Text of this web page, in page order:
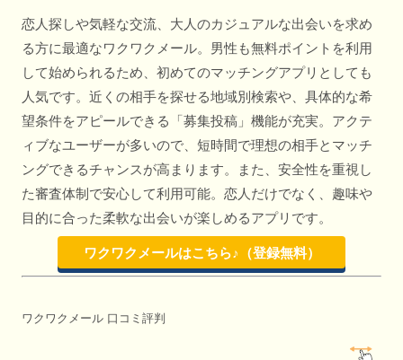
恋人探しや気軽な交流、大人のカジュアルな出会いを求め
る方に最適なワクワクメール。男性も無料ポイントを利用
して始められるため、初めてのマッチングアプリとしても
人気です。近くの相手を探せる地域別検索や、具体的な希
望条件をアピールできる「募集投稿」機能が充実。アクテ
ィブなユーザーが多いので、短時間で理想の相手とマッチ
ングできるチャンスが高まります。また、安全性を重視し
た審査体制で安心して利用可能。恋人だけでなく、趣味や
目的に合った柔軟な出会いが楽しめるアプリです。
ワクワクメールはこちら♪（登録無料）
ワクワクメール 口コミ評判